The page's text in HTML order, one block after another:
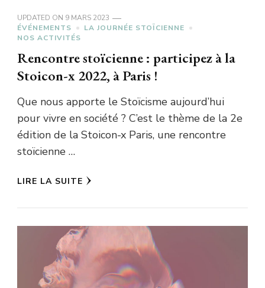
UPDATED ON 9 MARS 2023
ÉVÉNEMENTS
LA JOURNÉE STOÏCIENNE
NOS ACTIVITÉS
Rencontre stoïcienne : participez à la
Stoicon-x 2022, à Paris !
Que nous apporte le Stoïcisme aujourd’hui
pour vivre en société ? C’est le thème de la 2e
édition de la Stoicon-x Paris, une rencontre
stoïcienne …
LIRE LA SUITE